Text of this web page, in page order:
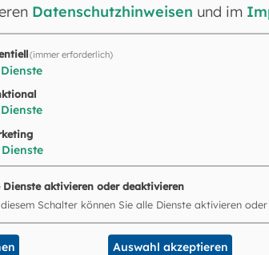
Datenschutzhinweisen und im
(immer erforderlich)
Dienste
Dienste
Dienste
Dienste aktivieren oder deaktivieren
Schalter können Sie alle Dienste aktivieren
Auswahl akzeptieren